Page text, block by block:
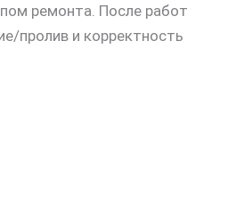
ремонта. После работ
пролив и корректность